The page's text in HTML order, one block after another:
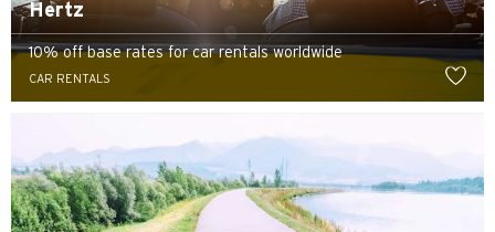
Hertz
10% off base rates for car rentals worldwide
CAR RENTALS